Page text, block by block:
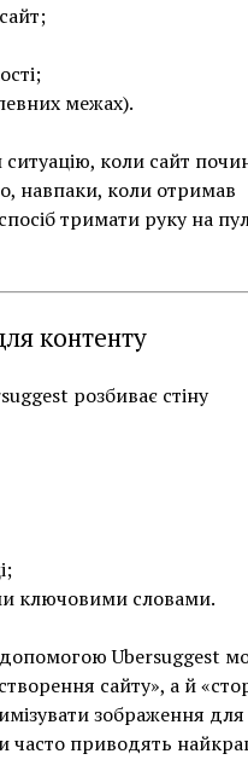
межах).
коли сайт
навпаки, коли отримав
тримати руку на
контенту
розбиває стіну
ключовими словами.
допомогою Ubersuggest
сайту», а й
зображення для
часто приводять